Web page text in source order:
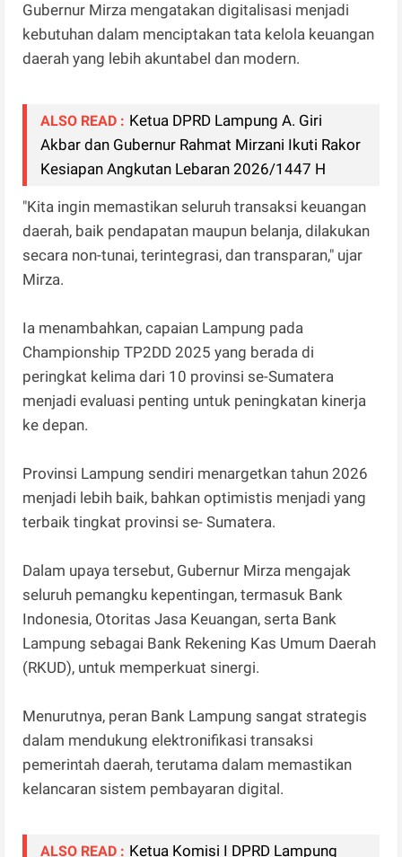
Gubernur Mirza mengatakan digitalisasi menjadi
kebutuhan dalam menciptakan tata kelola keuangan
daerah yang lebih akuntabel dan modern.
ALSO READ : Ketua DPRD Lampung A. Giri
Akbar dan Gubernur Rahmat Mirzani Ikuti Rakor
Kesiapan Angkutan Lebaran 2026/1447 H
"Kita ingin memastikan seluruh transaksi keuangan
daerah, baik pendapatan maupun belanja, dilakukan
secara non-tunai, terintegrasi, dan transparan," ujar
Mirza.
Ia menambahkan, capaian Lampung pada
Championship TP2DD 2025 yang berada di
peringkat kelima dari 10 provinsi se-Sumatera
menjadi evaluasi penting untuk peningkatan kinerja
ke depan.
Provinsi Lampung sendiri menargetkan tahun 2026
menjadi lebih baik, bahkan optimistis menjadi yang
terbaik tingkat provinsi se- Sumatera.
Dalam upaya tersebut, Gubernur Mirza mengajak
seluruh pemangku kepentingan, termasuk Bank
Indonesia, Otoritas Jasa Keuangan, serta Bank
Lampung sebagai Bank Rekening Kas Umum Daerah
(RKUD), untuk memperkuat sinergi.
Menurutnya, peran Bank Lampung sangat strategis
dalam mendukung elektronifikasi transaksi
pemerintah daerah, terutama dalam memastikan
kelancaran sistem pembayaran digital.
ALSO READ : Ketua Komisi I DPRD Lampung